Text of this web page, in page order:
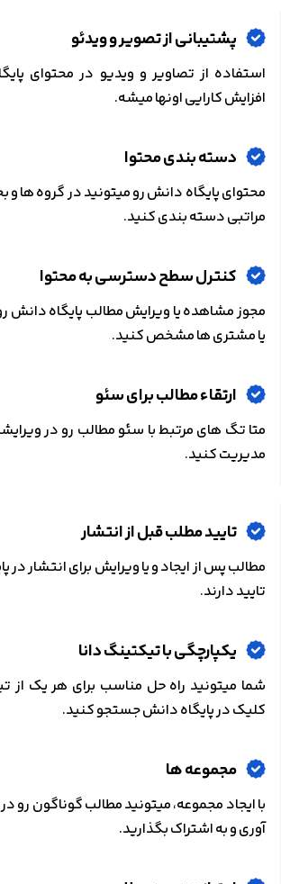
پشتیبانی از تصویر و ویدئو
استفاده از تصاویر و ویدیو در محتوای
افزایش کارایی اونها میشه.
دسته بندی محتوا
محتوای پایگاه دانش رو میتونید در گروه
مراتبی دسته بندی کنید.
کنترل سطح دسترسی به محتوا
مجوز مشاهده یا ویرایش مطالب پایگاه دانش
یا مشتری ها مشخص کنید.
ارتقاء مطالب برای سئو
متا تگ های مرتبط با سئو مطالب رو در
مدیریت کنید.
تایید مطلب قبل از انتشار
مطالب پس از ایجاد و یا ویرایش برای انتشار در
تایید دارند.
یکپارچگی با تیکتینگ دانا
شما میتونید راه حل مناسب برای هر یک از
کلیک در پایگاه دانش جستجو کنید.
مجموعه ها
با ایجاد مجموعه، میتونید مطالب گوناگون رو
آوری و به اشتراک بگذارید.